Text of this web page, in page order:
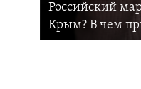
Российский
Крым? В чем